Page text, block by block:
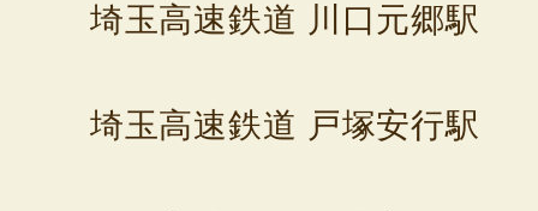
埼玉高速鉄道 川口元郷駅
埼玉高速鉄道 戸塚安行駅